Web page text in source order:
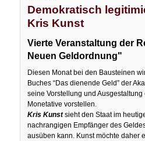
Demokratisch
Kris Kunst
Vierte Veranstaltung der
Neuen Geldordnung"
Diesen Monat bei den Bausteinen
Buches “Das dienende Geld” der
seine Vorstellung und
Monetative vorstellen.
Kris Kunstsieht den Staat im
nachrangigen Empfänger des
ausüben kann. Kunst möchte daher